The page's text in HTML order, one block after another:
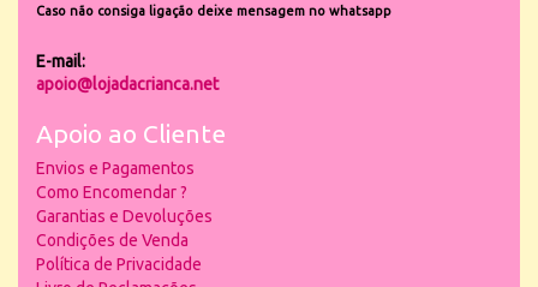
Caso não consiga ligação deixe mensagem no whatsapp
E-mail:
apoio@lojadacrianca.net
Apoio ao Cliente
Envios e Pagamentos
Como Encomendar ?
Garantias e Devoluções
Condições de Venda
Política de Privacidade